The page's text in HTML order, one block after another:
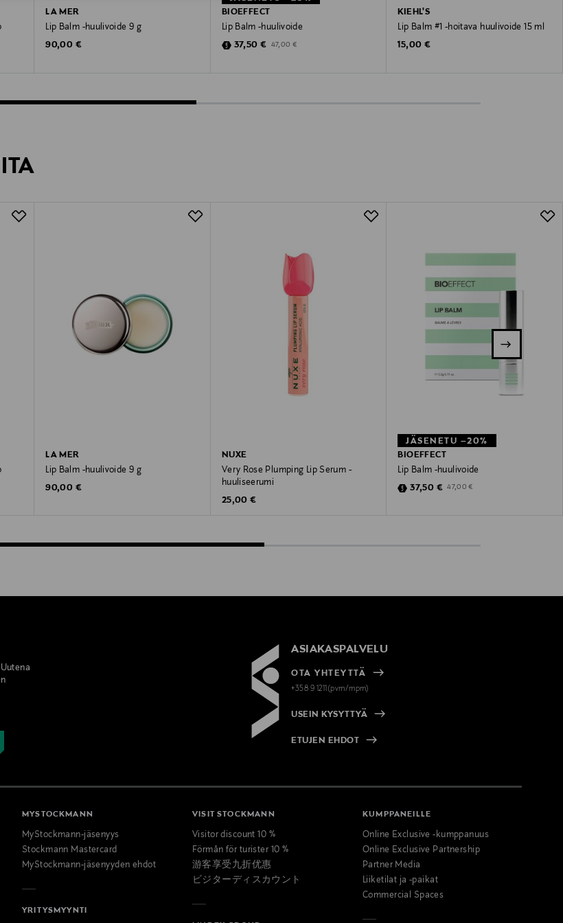
LA MER
Lip Balm -huulivoide 9 g
Original Price
90,00 €
BIOEFFECT
Lip Balm -huulivoide
Discounted Price
37,50 € Original Price
47,00 €
KIEHL'S
Lip Balm #1 -hoitava huulivoide 15 ml
Original Price
15,00 €
LA MER
Lip Balm -huulivoide 9 g
Original Price
90,00 €
NUXE
Very Rose Plumping Lip Serum -
huuliseerumi
Original Price
25,00 €
JÄSENETU –20%
BIOEFFECT
Lip Balm -huulivoide
Discounted Price
37,50 € Original Price
47,00 €
ASIAKASPALVELU
OTA YHTEYTTÄ
+358 9 1211(pvm/mpm)
USEIN KYSYTTYÄ
ETUJEN EHDOT
MYSTOCKMANN
MyStockmann-jäsenyys
Stockmann Mastercard
MyStockmann-jäsenyyden ehdot
YRITYSMYYNTI
VISIT STOCKMANN
Visitor discount 10 %
Förmån för turister 10 %
游客享受九折优惠
ビジターディスカウント
KUMPPANEILLE
Online Exclusive -kumppanuus
Online Exclusive Partnership
Partner Media
Liiketilat ja -paikat
Commercial Spaces